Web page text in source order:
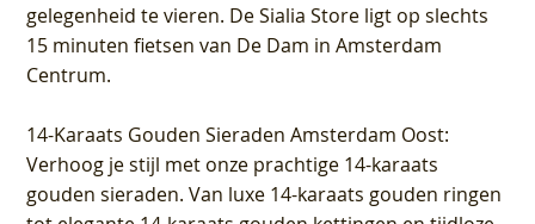
gelegenheid te vieren. De Sialia Store ligt op slechts
15 minuten fietsen van De Dam in Amsterdam
Centrum.
14-Karaats Gouden Sieraden Amsterdam Oost:
Verhoog je stijl met onze prachtige 14-karaats
gouden sieraden. Van luxe 14-karaats gouden ringen